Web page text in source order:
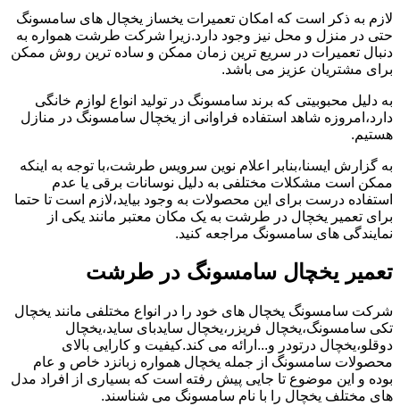
لازم به ذکر است که امکان تعمیرات یخساز یخچال های سامسونگ
حتی در منزل و محل نیز وجود دارد.زیرا شرکت طرشت همواره به
دنبال تعمیرات در سریع ترین زمان ممکن و ساده ترین روش ممکن
برای مشتریان عزیز می باشد.
به دلیل محبوبیتی که برند سامسونگ در تولید انواع لوازم خانگی
دارد،امروزه شاهد استفاده فراوانی از یخچال سامسونگ در منازل
هستیم.
به گزارش ایسنا،بنابر اعلام نوین سرویس طرشت،با توجه به اینکه
ممکن است مشکلات مختلفی به دلیل نوسانات برقی یا عدم
استفاده درست برای این محصولات به وجود بیاید،لازم است تا حتما
برای تعمیر یخچال در طرشت به یک مکان معتبر مانند یکی از
نمایندگی های سامسونگ مراجعه کنید.
تعمیر یخچال سامسونگ در طرشت
شرکت سامسونگ یخچال های خود را در انواع مختلفی مانند یخچال
تکی سامسونگ،یخچال فریزر،یخچال سایدبای ساید،یخچال
دوقلو،یخچال درتودر و...ارائه می کند.کیفیت و کارایی بالای
محصولات سامسونگ از جمله یخچال همواره زبانزد خاص و عام
بوده و این موضوع تا جایی پیش رفته است که بسیاری از افراد مدل
های مختلف یخچال را با نام سامسونگ می شناسند.